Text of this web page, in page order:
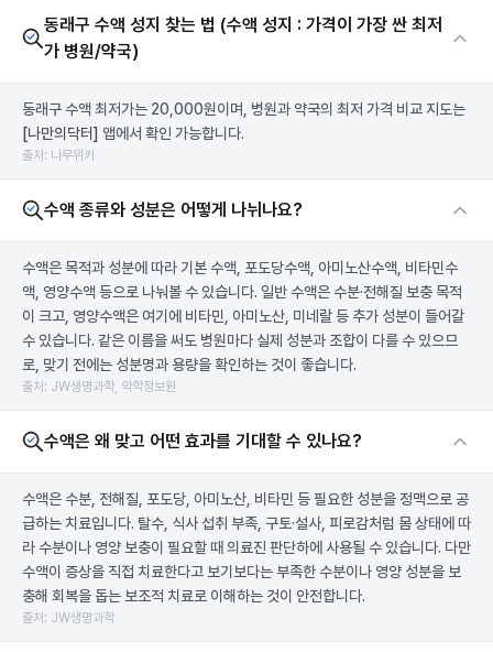
동래구 수액 성지 찾는 법 (수액 성지 : 가격이 가장 싼 최저
가 병원/약국)
동래구 수액 최저가는 20,000원이며, 병원과 약국의 최저 가격 비교 지도는
[나만의닥터] 앱에서 확인 가능합니다.
출처: 나무위키
수액 종류와 성분은 어떻게 나뉘나요?
수액은 목적과 성분에 따라 기본 수액, 포도당수액, 아미노산수액, 비타민수
액, 영양수액 등으로 나눠볼 수 있습니다. 일반 수액은 수분·전해질 보충 목적
이 크고, 영양수액은 여기에 비타민, 아미노산, 미네랄 등 추가 성분이 들어갈
수 있습니다. 같은 이름을 써도 병원마다 실제 성분과 조합이 다를 수 있으므
로, 맞기 전에는 성분명과 용량을 확인하는 것이 좋습니다.
출처: JW생명과학, 약학정보원
수액은 왜 맞고 어떤 효과를 기대할 수 있나요?
수액은 수분, 전해질, 포도당, 아미노산, 비타민 등 필요한 성분을 정맥으로 공
급하는 치료입니다. 탈수, 식사 섭취 부족, 구토·설사, 피로감처럼 몸 상태에 따
라 수분이나 영양 보충이 필요할 때 의료진 판단하에 사용될 수 있습니다. 다만
수액이 증상을 직접 치료한다고 보기보다는 부족한 수분이나 영양 성분을 보
충해 회복을 돕는 보조적 치료로 이해하는 것이 안전합니다.
출처: JW생명과학